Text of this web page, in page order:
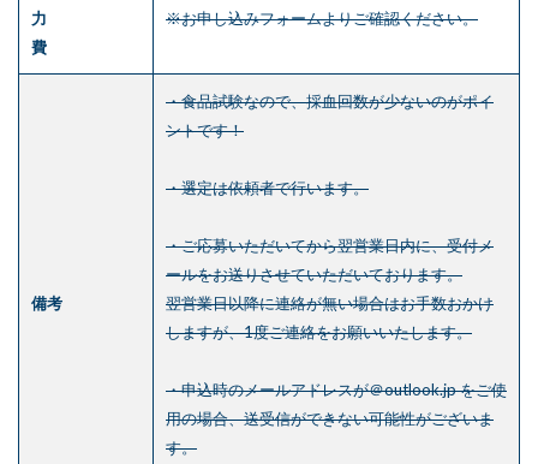
力
費
※お申し込みフォームよりご確認ください。
備考
・食品試験なので、採血回数が少ないのがポイ
ントです！
・選定は依頼者で行います。
・ご応募いただいてから翌営業日内に、受付メ
ールをお送りさせていただいております。
翌営業日以降に連絡が無い場合はお手数おかけ
しますが、1度ご連絡をお願いいたします。
・申込時のメールアドレスが＠outlook.jp をご使
用の場合、送受信ができない可能性がございま
す。